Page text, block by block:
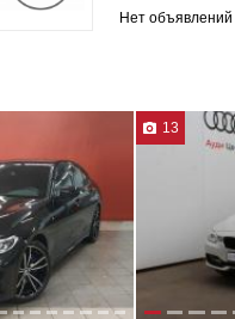
Нет объявлений
13